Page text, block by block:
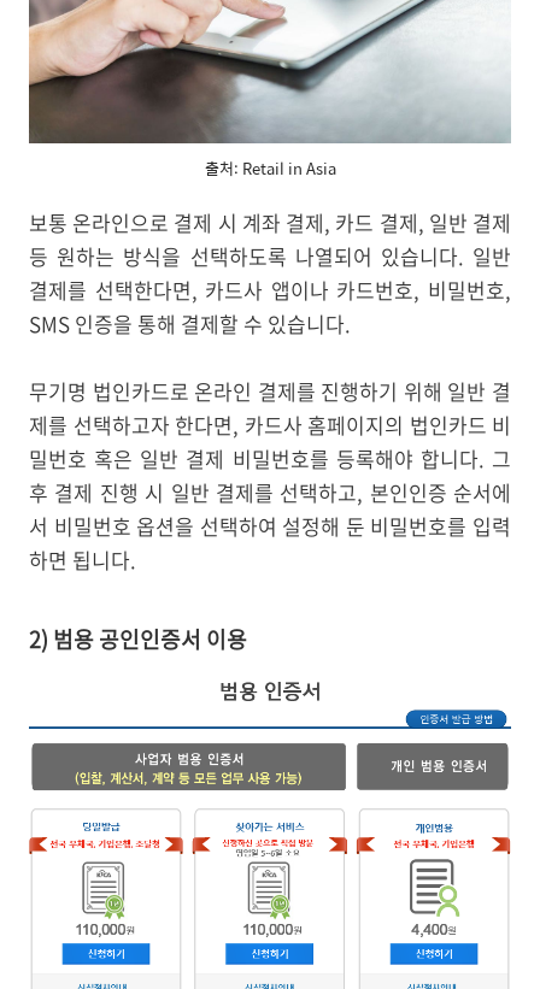
출처: Retail in Asia
보통 온라인으로 결제 시 계좌 결제, 카드 결제, 일반 결제
등 원하는 방식을 선택하도록 나열되어 있습니다. 일반
결제를 선택한다면, 카드사 앱이나 카드번호, 비밀번호,
SMS 인증을 통해 결제할 수 있습니다.
무기명 법인카드로 온라인 결제를 진행하기 위해 일반 결
제를 선택하고자 한다면, 카드사 홈페이지의 법인카드 비
밀번호 혹은 일반 결제 비밀번호를 등록해야 합니다. 그
후 결제 진행 시 일반 결제를 선택하고, 본인인증 순서에
서 비밀번호 옵션을 선택하여 설정해 둔 비밀번호를 입력
하면 됩니다.
2) 범용 공인인증서 이용